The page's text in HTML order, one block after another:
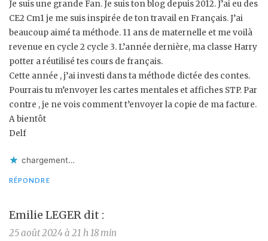
Je suis une grande Fan. Je suis ton blog depuis 2012. J’ai eu des
CE2 Cm1 je me suis inspirée de ton travail en Français. J’ai
beaucoup aimé ta méthode. 11 ans de maternelle et me voilà
revenue en cycle 2 cycle 3. L’année dernière, ma classe Harry
potter a réutilisé tes cours de français.
Cette année , j’ai investi dans ta méthode dictée des contes.
Pourrais tu m’envoyer les cartes mentales et affiches STP. Par
contre , je ne vois comment t’envoyer la copie de ma facture.
A bientôt
Delf
chargement…
RÉPONDRE
Emilie LEGER dit :
25 août 2024 à 21 h 18 min